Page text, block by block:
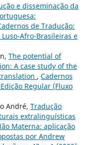
e disseminação da
de Tradução:
Luso-Afro-Brasileiras e
The potential of
A case study of the
, Cadernos
Regular (Fluxo
André, Tradução
extralinguísticas
Materna: aplicação
por Andrew